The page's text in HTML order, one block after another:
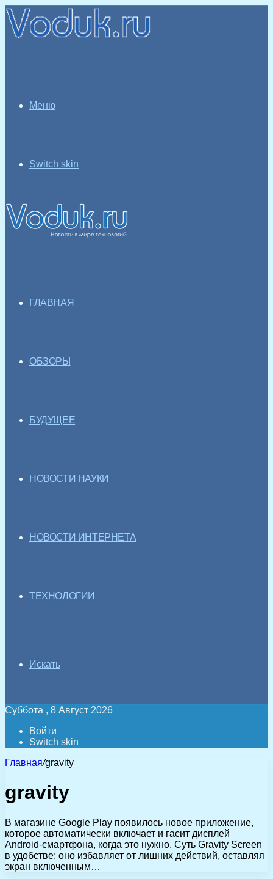
Меню
Switch skin
ГЛАВНАЯ
ОБЗОРЫ
БУДУЩЕЕ
НОВОСТИ НАУКИ
НОВОСТИ ИНТЕРНЕТА
ТЕХНОЛОГИИ
Искать
Суббота , 8 Август 2026
Войти
Switch skin
Главная/gravity
gravity
В магазине Google Play появилось новое приложение,
которое автоматически включает и гасит дисплей
Android-смартфона, когда это нужно. Суть Gravity Screen
в удобстве: оно избавляет от лишних действий, оставляя
экран включенным…